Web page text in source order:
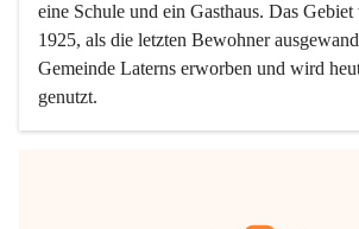
eine Schule und ein Gasthaus. Das
1925, als die letzten Bewohner
Gemeinde Laterns erworben und wird
genutzt.